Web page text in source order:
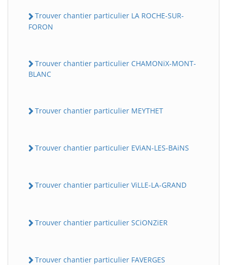
Trouver chantier particulier LA ROCHE-SUR-
FORON
Trouver chantier particulier CHAMONiX-MONT-
BLANC
Trouver chantier particulier MEYTHET
Trouver chantier particulier EViAN-LES-BAiNS
Trouver chantier particulier ViLLE-LA-GRAND
Trouver chantier particulier SCiONZiER
Trouver chantier particulier FAVERGES